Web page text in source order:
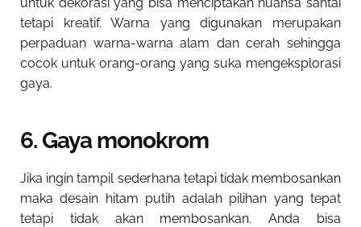
tetapi kreatif. Warna yang digunakan merupakan
perpaduan warna-warna alam dan cerah sehingga
cocok untuk orang-orang yang suka mengeksplorasi
gaya.
6. Gaya monokrom
Jika ingin tampil sederhana tetapi tidak membosankan
maka desain hitam putih adalah pilihan yang tepat
tetapi tidak akan membosankan. Anda bisa